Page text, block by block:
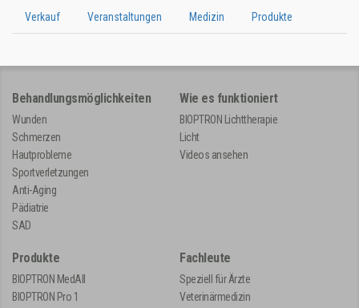
Verkauf Veranstaltungen Medizin Produkte
Behandlungsmöglichkeiten
Wunden
Schmerzen
Hautprobleme
Sportverletzungen
Anti-Aging
Pädiatrie
SAD
Wie es funktioniert
BIOPTRON Lichttherapie
Licht
Videos ansehen
Produkte
BIOPTRON MedAll
BIOPTRON Pro 1
Fachleute
Speziell für Ärzte
Veterinärmedizin